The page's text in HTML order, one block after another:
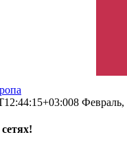
8 Февраль,